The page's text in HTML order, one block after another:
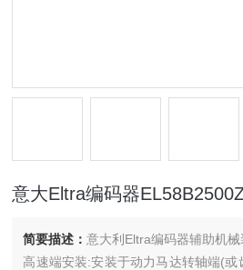
意大Eltra编码器
简要描述：意大利Eltra编码器辅助机械
高速端安装:安装于动力马达转轴端(